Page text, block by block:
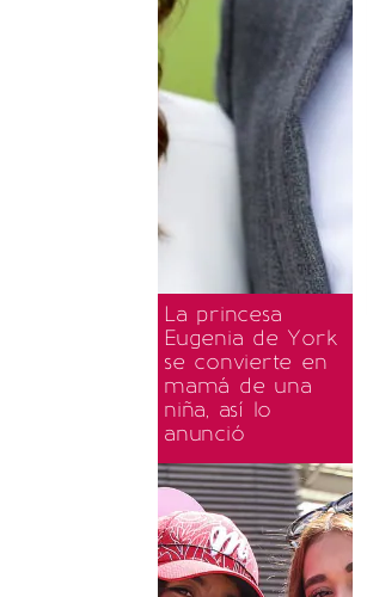
La princesa
Eugenia de York
se convierte en
mamá de una
niña, así lo
anunció